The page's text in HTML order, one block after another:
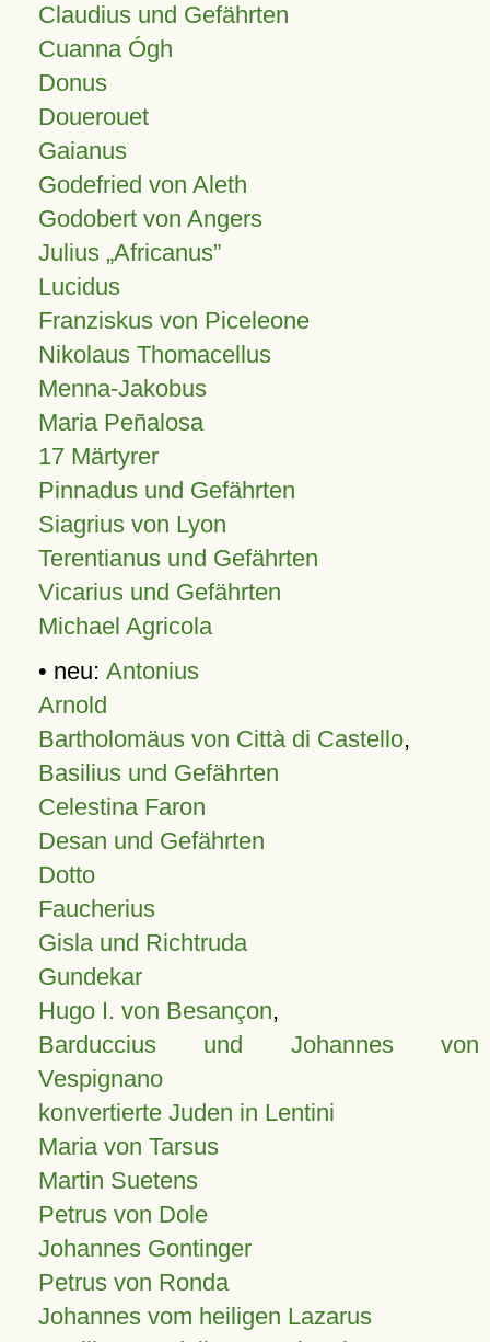
Claudius und Gefährten
Cuanna Ógh
Donus
Douerouet
Gaianus
Godefried von Aleth
Godobert von Angers
Julius Africanus
Lucidus
Franziskus von Piceleone
Nikolaus Thomacellus
Menna-Jakobus
Maria Peñalosa
17 Märtyrer
Pinnadus und Gefährten
Siagrius von Lyon
Terentianus und Gefährten
Vicarius und Gefährten
Michael Agricola
• neu: Antonius
Arnold
Bartholomäus von Città di Castello,
Basilius und Gefährten
Celestina Faron
Desan und Gefährten
Dotto
Faucherius
Gisla und Richtruda
Gundekar
Hugo I. von Besançon,
Barduccius und Johannes von
Vespignano
konvertierte Juden in Lentini
Maria von Tarsus
Martin Suetens
Petrus von Dole
Johannes Gontinger
Petrus von Ronda
Johannes vom heiligen Lazarus